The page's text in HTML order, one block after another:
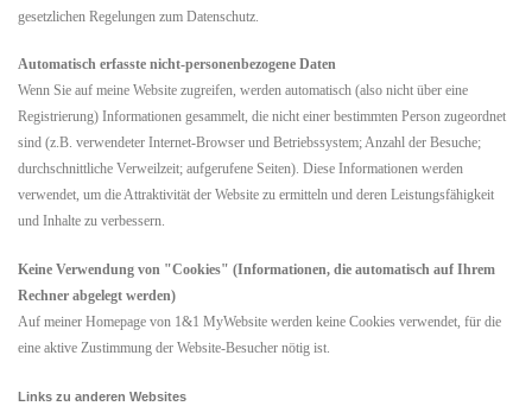
gesetzlichen Regelungen zum Datenschutz.
Automatisch erfasste nicht-personenbezogene Daten
Wenn Sie auf meine Website zugreifen, werden automatisch (also nicht über eine
Registrierung) Informationen gesammelt, die nicht einer bestimmten Person zugeordnet
sind (z.B. verwendeter Internet-Browser und Betriebssystem; Anzahl der Besuche;
durchschnittliche Verweilzeit; aufgerufene Seiten). Diese Informationen werden
verwendet, um die Attraktivität der Website zu ermitteln und deren Leistungsfähigkeit
und Inhalte zu verbessern.
Keine Verwendung von "Cookies" (Informationen, die automatisch auf Ihrem
Rechner abgelegt werden)
Auf meiner Homepage von 1&1 MyWebsite werden keine Cookies verwendet, für die
eine aktive Zustimmung der Website-Besucher nötig ist.
Links zu anderen Websites